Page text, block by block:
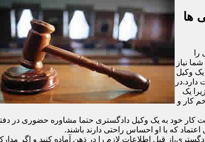
ها
نیاز
یک وکیل
یک
کار و
خود به یک وکیل دادگستری حتما مشاوره حضوری در دفتر
که با او احساس راحتی دارند باشند.
قبل اطلاعات لازم را در ذهن آماده کنید و اگر